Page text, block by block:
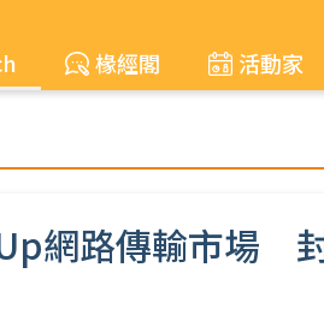
椽經閣 活動家
網路傳輸市場